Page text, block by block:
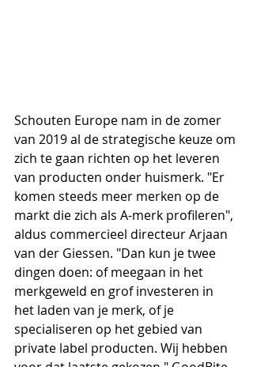
Schouten Europe nam in de zomer
van 2019 al de strategische keuze om
zich te gaan richten op het leveren
van producten onder huismerk. "Er
komen steeds meer merken op de
markt die zich als A-merk profileren",
aldus commercieel directeur Arjaan
van der Giessen. "Dan kun je twee
dingen doen: of meegaan in het
merkgeweld en grof investeren in
het laden van je merk, of je
specialiseren op het gebied van
private label producten. Wij hebben